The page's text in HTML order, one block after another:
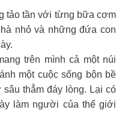
tảo tần với từng bữa cơm
nhỏ và những đứa con
trên mình cả một núi
một cuộc sống bộn bề
thẳm đáy lòng. Lại có
làm người của thế giới